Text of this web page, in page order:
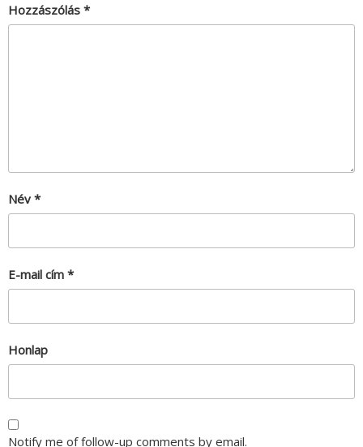
Hozzászólás *
Név *
E-mail cím *
Honlap
Notify me of follow-up comments by email.